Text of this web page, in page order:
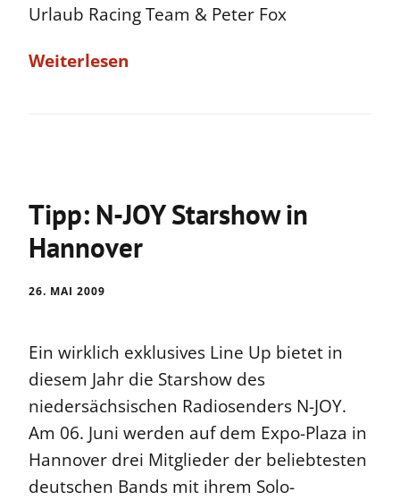
Urlaub Racing Team & Peter Fox
Weiterlesen
Tipp: N-JOY Starshow in
Hannover
26. MAI 2009
Ein wirklich exklusives Line Up bietet in
diesem Jahr die Starshow des
niedersächsischen Radiosenders N-JOY.
Am 06. Juni werden auf dem Expo-Plaza in
Hannover drei Mitglieder der beliebtesten
deutschen Bands mit ihrem Solo-